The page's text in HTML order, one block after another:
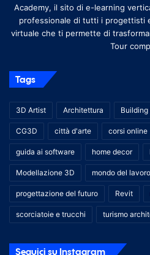
Academy, il sito di e-learning
professionale di tutti i progettisti
virtuale che ti permette di
Tour
Tags
3D Artist Architettura
CG3D città d'arte corsi online
guida ai software home decor
Modellazione 3D mondo del lavoro
progettazione del futuro Revit
scorciatoie e trucchi turismo
Seguici su Instagram